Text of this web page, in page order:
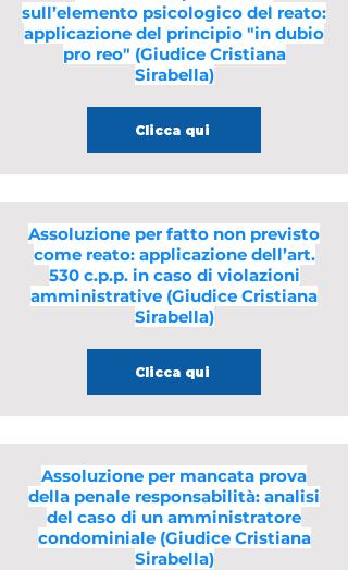
sull’elemento psicologico del reato:
applicazione del principio "in dubio
pro reo" (Giudice Cristiana
Sirabella)
Clicca qui
Assoluzione per fatto non previsto
come reato: applicazione dell’art.
530 c.p.p. in caso di violazioni
amministrative (Giudice Cristiana
Sirabella)
Clicca qui
Assoluzione per mancata prova
della penale responsabilità: analisi
del caso di un amministratore
condominiale (Giudice Cristiana
Sirabella)